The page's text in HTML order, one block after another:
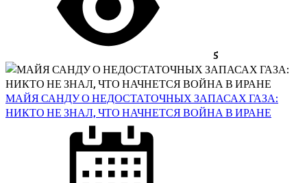
5
МАЙЯ САНДУ О НЕДОСТАТОЧНЫХ ЗАПАСАХ ГАЗА:
НИКТО НЕ ЗНАЛ, ЧТО НАЧНЕТСЯ ВОЙНА В ИРАНЕ